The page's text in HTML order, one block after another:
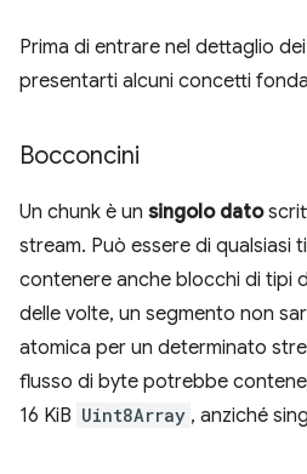
Prima di entrare nel dettaglio
presentarti alcuni concetti
Bocconcini
Un chunk è un singolo dato
stream. Può essere di qualsiasi
contenere anche blocchi di tipi
delle volte, un segmento non
atomica per un determinato
flusso di byte potrebbe
16 KiB Uint8Array , anziché